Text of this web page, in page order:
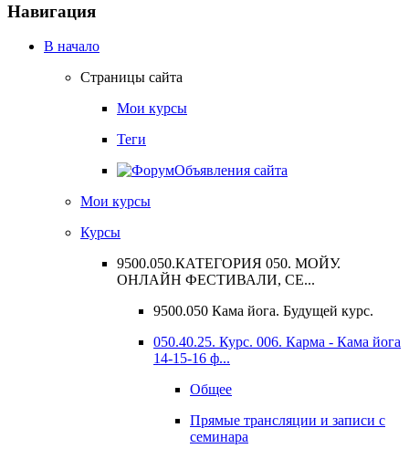
Навигация
В начало
Страницы сайта
Мои курсы
Теги
Объявления сайта
Мои курсы
Курсы
9500.050.КАТЕГОРИЯ 050. МОЙУ.
ОНЛАЙН ФЕСТИВАЛИ, СЕ...
9500.050 Кама йога. Будущей курс.
050.40.25. Курс. 006. Карма - Кама йога
14-15-16 ф...
Общее
Прямые трансляции и записи с
семинара